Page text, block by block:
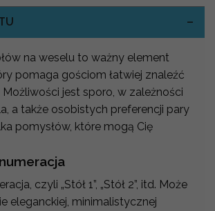
na weselu to ważny element
pomaga gościom łatwiej znaleźć
Możliwości jest sporo, w zależności
a także osobistych preferencji pary
pomysłów, które mogą Cię
czyli „Stół 1”, „Stół 2”, itd. Może
eleganckiej, minimalistycznej